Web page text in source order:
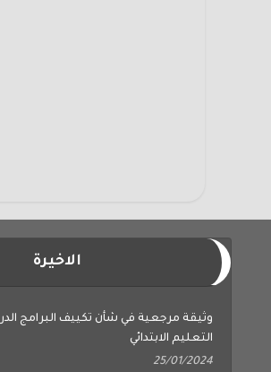
الاخيرة
وثيقة مرجعية في شأن تكييف البرامج
التعليم الابتدائي
25/01/2024